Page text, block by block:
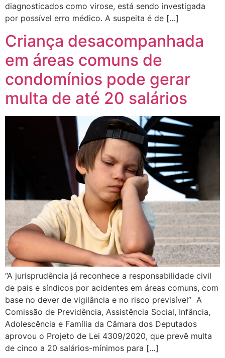
diagnosticados como virose, está sendo investigada
por possível erro médico. A suspeita é de […]
Criança desacompanhada
em áreas comuns de
condomínios pode gerar
multa de até 20 salários
“A jurisprudência já reconhece a responsabilidade civil
de pais e síndicos por acidentes em áreas comuns, com
base no dever de vigilância e no risco previsível” A
Comissão de Previdência, Assistência Social, Infância,
Adolescência e Família da Câmara dos Deputados
aprovou o Projeto de Lei 4309/2020, que prevê multa
de cinco a 20 salários-mínimos para […]